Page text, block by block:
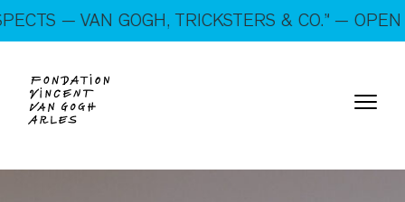
On show: “SUSPECTS — VAN GOGH, TRICKSTERS &
CO.” — Open every day!
VAN GOGH, TRICKSTERS & CO.” — OPEN EVERY